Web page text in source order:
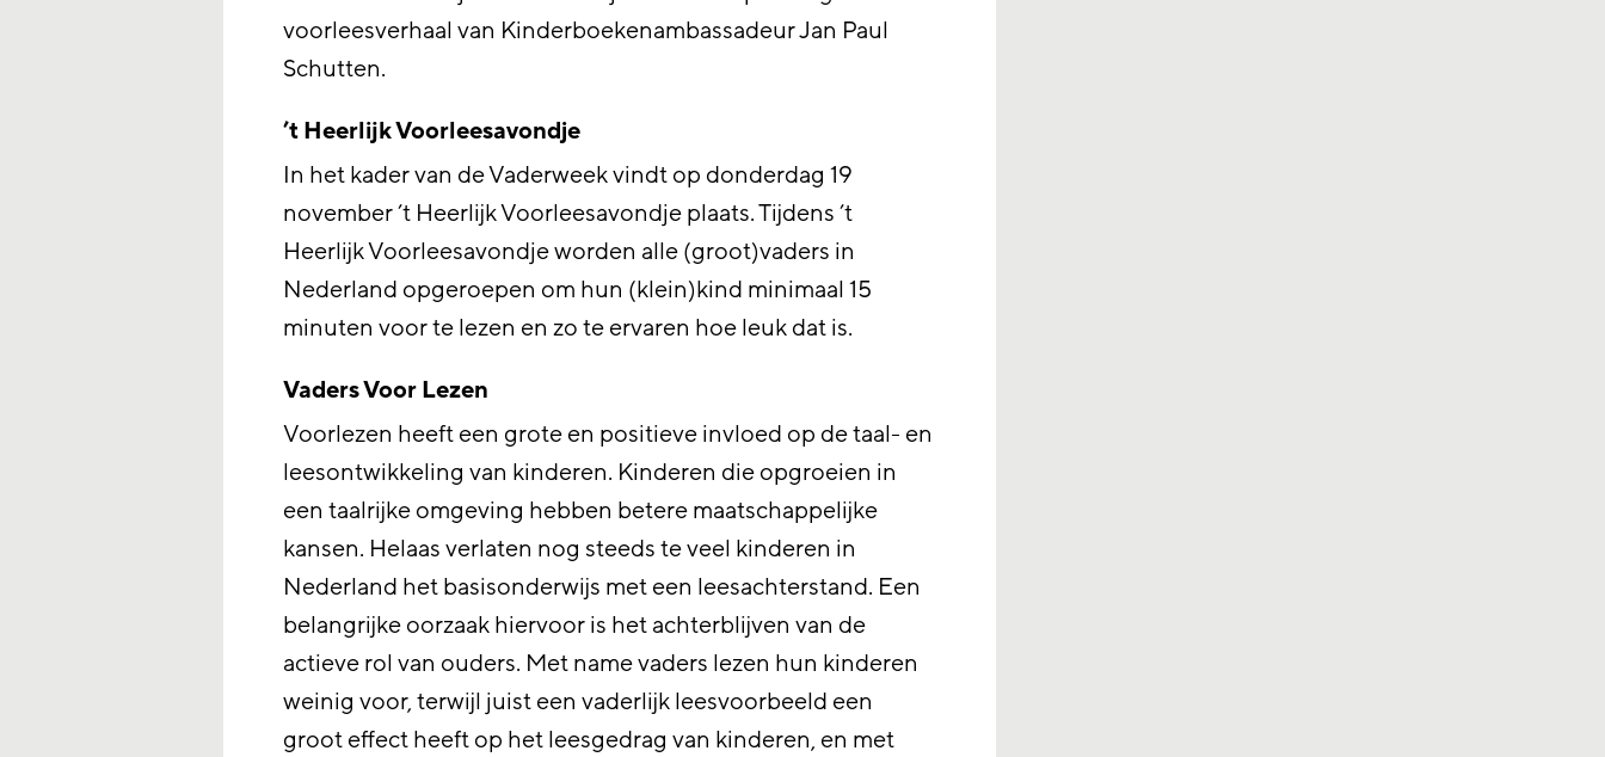
voorleesverhaal van Kinderboekenambassadeur Jan Paul
Schutten.
’t Heerlijk Voorleesavondje
In het kader van de Vaderweek vindt op donderdag 19
november ’t Heerlijk Voorleesavondje plaats. Tijdens ’t
Heerlijk Voorleesavondje worden alle (groot)vaders in
Nederland opgeroepen om hun (klein)kind minimaal 15
minuten voor te lezen en zo te ervaren hoe leuk dat is.
Vaders Voor Lezen
Voorlezen heeft een grote en positieve invloed op de taal- en
leesontwikkeling van kinderen. Kinderen die opgroeien in
een taalrijke omgeving hebben betere maatschappelijke
kansen. Helaas verlaten nog steeds te veel kinderen in
Nederland het basisonderwijs met een leesachterstand. Een
belangrijke oorzaak hiervoor is het achterblijven van de
actieve rol van ouders. Met name vaders lezen hun kinderen
weinig voor, terwijl juist een vaderlijk leesvoorbeeld een
groot effect heeft op het leesgedrag van kinderen, en met